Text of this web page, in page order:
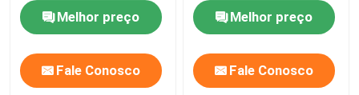
Melhor preço
Fale Conosco
Melhor preço
Fale Conosco